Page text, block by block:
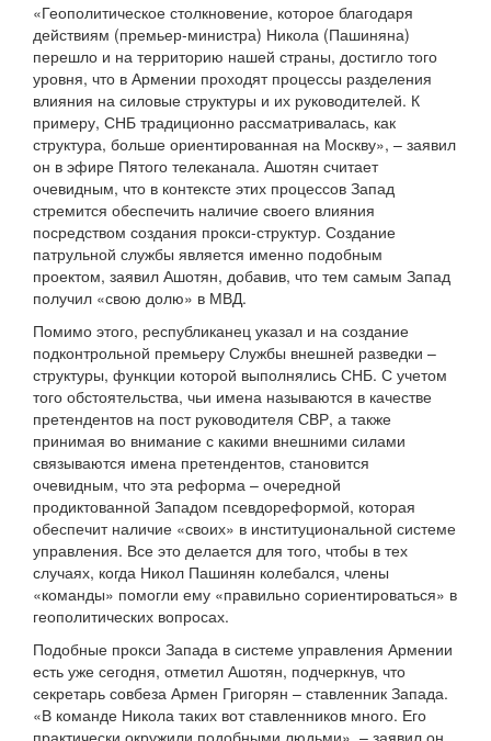
«Геополитическое столкновение, которое благодаря
действиям (премьер-министра) Никола (Пашиняна)
перешло и на территорию нашей страны, достигло того
уровня, что в Армении проходят процессы разделения
влияния на силовые структуры и их руководителей. К
примеру, СНБ традиционно рассматривалась, как
структура, больше ориентированная на Москву», – заявил
он в эфире Пятого телеканала. Ашотян считает
очевидным, что в контексте этих процессов Запад
стремится обеспечить наличие своего влияния
посредством создания прокси-структур. Создание
патрульной службы является именно подобным
проектом, заявил Ашотян, добавив, что тем самым Запад
получил «свою долю» в МВД.
Помимо этого, республиканец указал и на создание
подконтрольной премьеру Службы внешней разведки –
структуры, функции которой выполнялись СНБ. С учетом
того обстоятельства, чьи имена называются в качестве
претендентов на пост руководителя СВР, а также
принимая во внимание с какими внешними силами
связываются имена претендентов, становится
очевидным, что эта реформа – очередной
продиктованной Западом псевдореформой, которая
обеспечит наличие «своих» в институциональной системе
управления. Все это делается для того, чтобы в тех
случаях, когда Никол Пашинян колебался, члены
«команды» помогли ему «правильно сориентироваться» в
геополитических вопросах.
Подобные прокси Запада в системе управления Армении
есть уже сегодня, отметил Ашотян, подчеркнув, что
секретарь совбеза Армен Григорян – ставленник Запада.
«В команде Никола таких вот ставленников много. Его